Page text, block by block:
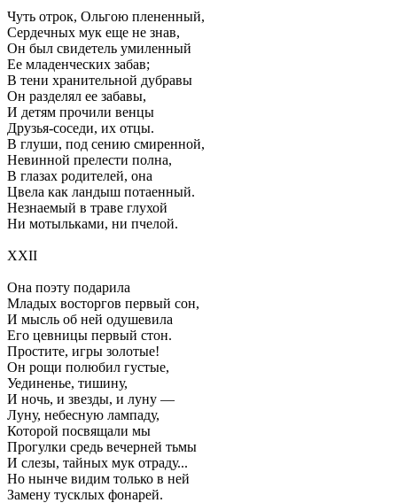
Чуть отрок, Ольгою плененный,
Сердечных мук еще не знав,
Он был свидетель умиленный
Ее младенческих забав;
В тени хранительной дубравы
Он разделял ее забавы,
И детям прочили венцы
Друзья-соседи, их отцы.
В глуши, под сению смиренной,
Невинной прелести полна,
В глазах родителей, она
Цвела как ландыш потаенный.
Незнаемый в траве глухой
Ни мотыльками, ни пчелой.
XXII
Она поэту подарила
Младых восторгов первый сон,
И мысль об ней одушевила
Его цевницы первый стон.
Простите, игры золотые!
Он рощи полюбил густые,
Уединенье, тишину,
И ночь, и звезды, и луну —
Луну, небесную лампаду,
Которой посвящали мы
Прогулки средь вечерней тьмы
И слезы, тайных мук отраду...
Но нынче видим только в ней
Замену тусклых фонарей.